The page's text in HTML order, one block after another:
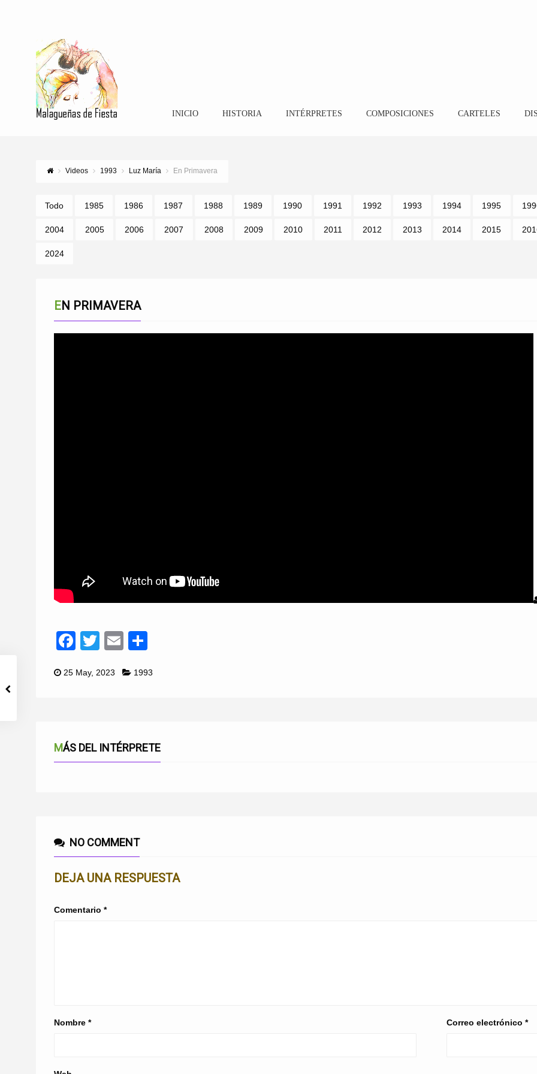
INICIO HISTORIA INTÉRPRETES COMPOSICIONES CARTELES
Videos 1993 Luz María En Primavera
Todo 1985 1986 1987 1988 1989 1990 1991 1992 1993 1994 1995
2004 2005 2006 2007 2008 2009 2010 2011 2012 2013 2014 2015
2024
EN PRIMAVERA
Facebook
TwitterEmail
25 May, 2023 1993
MÁS DEL INTÉRPRETE
NO COMMENT
DEJA UNA RESPUESTA
Comentario *
Nombre * Correo electrónico*